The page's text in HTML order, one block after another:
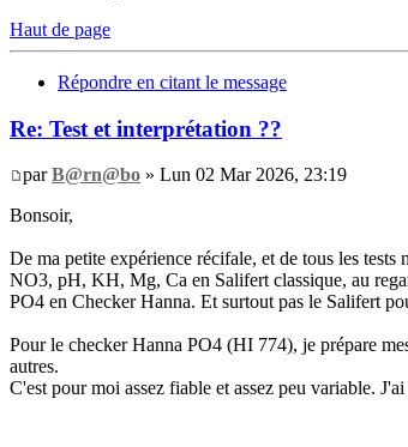
Haut de page
Répondre en citant le message
Re: Test et interprétation ??
parB@rn@bo » Lun 02 Mar 2026, 23:19
Bonsoir,
De ma petite expérience récifale, et de tous les
NO3, pH, KH, Mg, Ca en Salifert classique, au
PO4 en Checker Hanna. Et surtout pas le Salifert
Pour le checker Hanna PO4 (HI 774), je prépare
autres.
C'est pour moi assez fiable et assez peu variable.